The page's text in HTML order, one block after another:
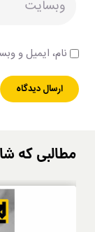
نام، ایمیل و
مطالبی که